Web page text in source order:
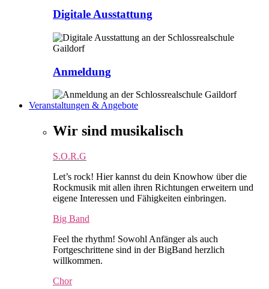
Digitale Ausstattung
Anmeldung
Veranstaltungen & Angebote
Wir sind musikalisch
S.O.R.G
Let’s rock! Hier kannst du dein Knowhow über die
Rockmusik mit allen ihren Richtungen erweitern und
eigene Interessen und Fähigkeiten einbringen.
Big Band
Feel the rhythm! Sowohl Anfänger als auch
Fortgeschrittene sind in der BigBand herzlich
willkommen.
Chor